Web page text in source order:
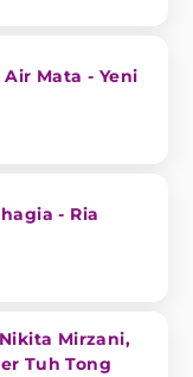
Mata - Yeni
- Ria
Mirzani,
Tuh Tong